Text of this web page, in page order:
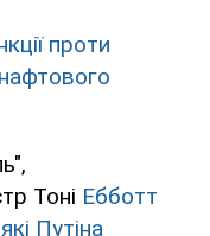
проти
Тоні Ебботт
Путіна